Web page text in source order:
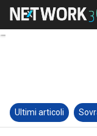
Ultimi articoli